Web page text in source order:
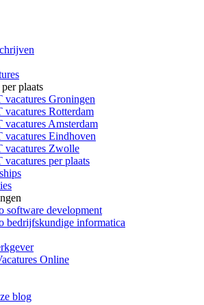
plaats
vacatures Groningen
vacatures Rotterdam
vacatures Amsterdam
vacatures Eindhoven
vacatures Zwolle
vacatures per plaats
software development
bedrijfskundige informatica
Online
blog